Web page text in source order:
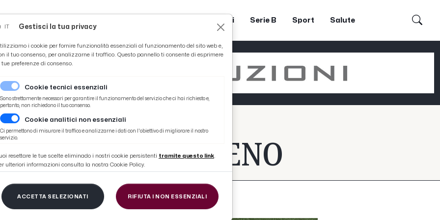
Coppa Teodori Serie B Sport Salute
IPPICO-PICENO
Gestisci la tua privacy
i cookie per fornire funzionalità essenziali al funzionamento del sito web e,
il tuo consenso, per analizzarne il traffico. Questo pannello ti consente di esprimere
tue preferenze di consenso.
Cookie tecnici essenziali
Sono strettamente necessari per garantire il funzionamento del servizio che ci hai richiesto e,
pertanto, non richiedono il tuo consenso.
Cookie analitici non essenziali
Ci permettono di misurare il traffico e analizzarne i dati con l'obiettivo di migliorare il nostro
servizio.
resettare le tue scelte eliminado i nostri cookie persistenti tramite questo link.
ulteriori informazioni consulta la nostra Cookie Policy.
ACCETTA SELEZIONATI RIFIUTA I NON ESSENZIALI